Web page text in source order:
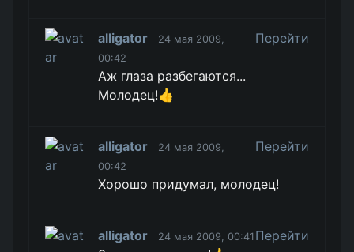
alligator
24 мая 2009,
00:42
Перейти
Аж глаза разбегаются...
Молодец!👍
alligator
24 мая 2009,
00:42
Перейти
Хорошо придумал, молодец!
alligator 24 мая 2009, 00:41 Перейти